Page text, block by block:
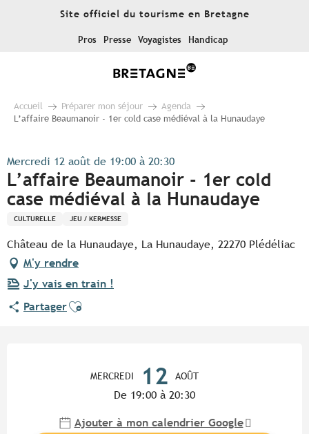
Site officiel du tourisme en Bretagne
Pros Presse Voyagistes Handicap
Accueil Préparer mon séjour
Agenda
L’affaire Beaumanoir - 1er cold case médiéval à la Hunaudaye
Mercredi 12 août de 19:00 à 20:30
L’affaire Beaumanoir - 1er cold
case médiéval à la Hunaudaye
CULTURELLE JEU / KERMESSE
Château de la Hunaudaye, La Hunaudaye, 22270 Plédéliac
M'y rendre
J'y vais en train !
PartagerAjouter aux favoris
MERCREDI 12 AOÛT
De 19:00 à 20:30
Ajouter à mon calendrier Google